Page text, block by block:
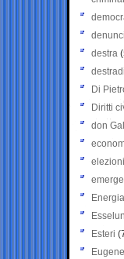
destra
Di
Diritti
don
elezioni
Energia
Esteri